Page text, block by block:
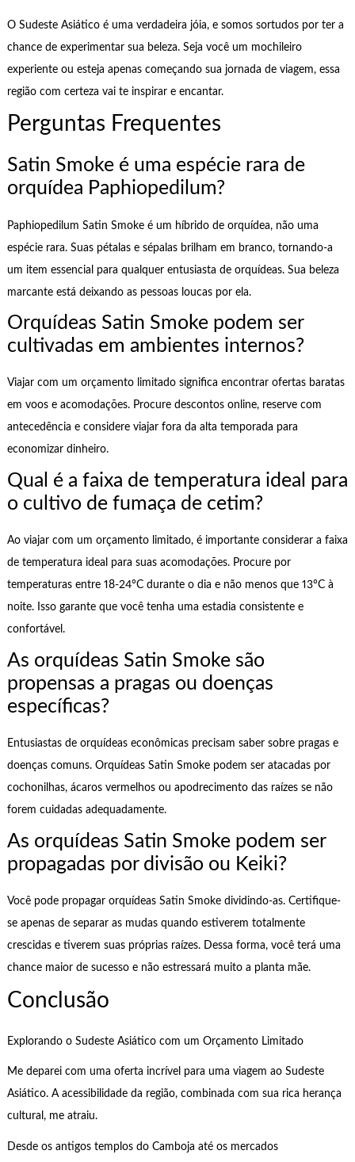
O Sudeste Asiático é uma verdadeira jóia, e somos sortudos por ter a
chance de experimentar sua beleza. Seja você um mochileiro
experiente ou esteja apenas começando sua jornada de viagem, essa
região com certeza vai te inspirar e encantar.
Perguntas Frequentes
Satin Smoke é uma espécie rara de
orquídea Paphiopedilum?
Paphiopedilum Satin Smoke é um híbrido de orquídea, não uma
espécie rara. Suas pétalas e sépalas brilham em branco, tornando-a
um item essencial para qualquer entusiasta de orquídeas. Sua beleza
marcante está deixando as pessoas loucas por ela.
Orquídeas Satin Smoke podem ser
cultivadas em ambientes internos?
Viajar com um orçamento limitado significa encontrar ofertas baratas
em voos e acomodações. Procure descontos online, reserve com
antecedência e considere viajar fora da alta temporada para
economizar dinheiro.
Qual é a faixa de temperatura ideal para
o cultivo de fumaça de cetim?
Ao viajar com um orçamento limitado, é importante considerar a faixa
de temperatura ideal para suas acomodações. Procure por
temperaturas entre 18-24°C durante o dia e não menos que 13°C à
noite. Isso garante que você tenha uma estadia consistente e
confortável.
As orquídeas Satin Smoke são
propensas a pragas ou doenças
específicas?
Entusiastas de orquídeas econômicas precisam saber sobre pragas e
doenças comuns. Orquídeas Satin Smoke podem ser atacadas por
cochonilhas, ácaros vermelhos ou apodrecimento das raízes se não
forem cuidadas adequadamente.
As orquídeas Satin Smoke podem ser
propagadas por divisão ou Keiki?
Você pode propagar orquídeas Satin Smoke dividindo-as. Certifique-
se apenas de separar as mudas quando estiverem totalmente
crescidas e tiverem suas próprias raízes. Dessa forma, você terá uma
chance maior de sucesso e não estressará muito a planta mãe.
Conclusão
Explorando o Sudeste Asiático com um Orçamento Limitado
Me deparei com uma oferta incrível para uma viagem ao Sudeste
Asiático. A acessibilidade da região, combinada com sua rica herança
cultural, me atraiu.
Desde os antigos templos do Camboja até os mercados